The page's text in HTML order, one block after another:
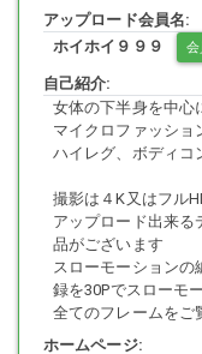
本作品は公開する事を目
として撮影しました。
本作品は私生活の中にあ
ではありません。
アップロード会員名:
ホイホイ９９９
自己紹介:
女体の下半身を中心
マイクロファッショ
ハイレグ、ボディコ
撮影は４K又はフル
アップロード出来る
品がございます
スローモーションの
録を30Pでスローモ
全てのフレームをご
ホームページ: